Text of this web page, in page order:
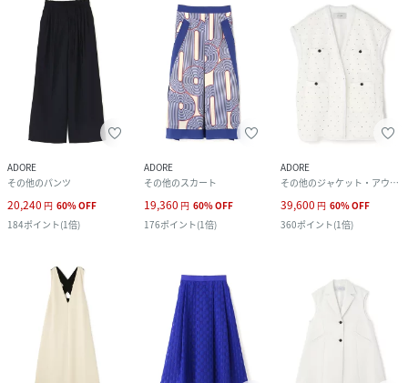
ADORE
その他のパンツ
20,240 円 60%OFF
184ポイント(1倍)
ADORE
その他のスカート
19,360 円 60%OFF
176ポイント(1倍)
ADORE
その他のジャケット・アウター
39,600 円 60%OFF
360ポイント(1倍)